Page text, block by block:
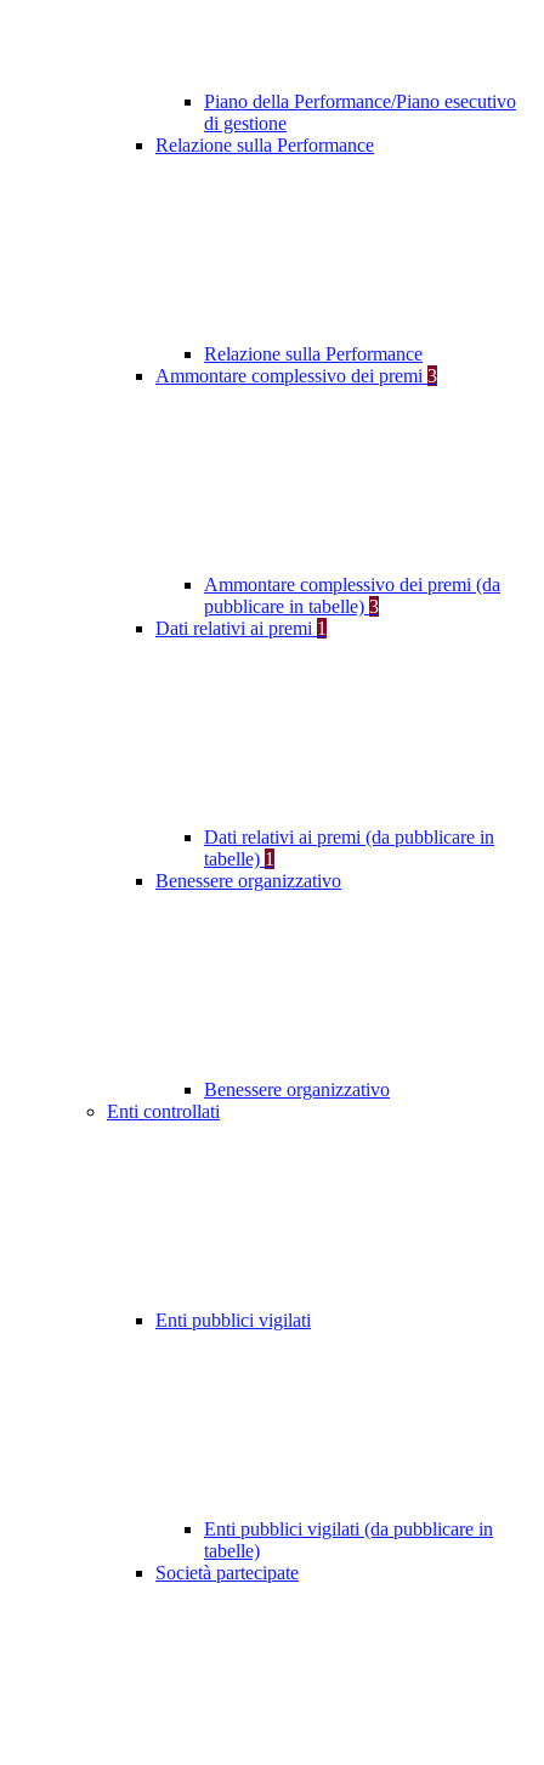
Piano della Performance/Piano esecutivo
di gestione
Relazione sulla Performance
Relazione sulla Performance
Ammontare complessivo dei premi 3
Ammontare complessivo dei premi (da
pubblicare in tabelle) 3
Dati relativi ai premi 1
Dati relativi ai premi (da pubblicare in
tabelle) 1
Benessere organizzativo
Benessere organizzativo
Enti controllati
Enti pubblici vigilati
Enti pubblici vigilati (da pubblicare in
tabelle)
Società partecipate